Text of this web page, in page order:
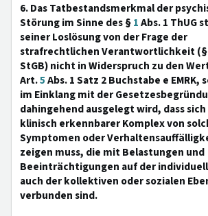
6. Das Tatbestandsmerkmal der
Störung im Sinne des §1Abs. 1 ThUG
seiner Loslösung von der Frage der
strafrechtlichen Verantwortlichkeit
StGB) nicht in Widerspruch zu den
Art.5Abs. 1 Satz 2 Buchstabe e EMRK,
im Einklang mit der
dahingehend ausgelegt wird, dass sich
klinisch erkennbarer Komplex von
Symptomen oder
zeigen muss, die mit Belastungen und
Beeinträchtigungen auf der
auch der kollektiven oder sozialen
verbunden sind.